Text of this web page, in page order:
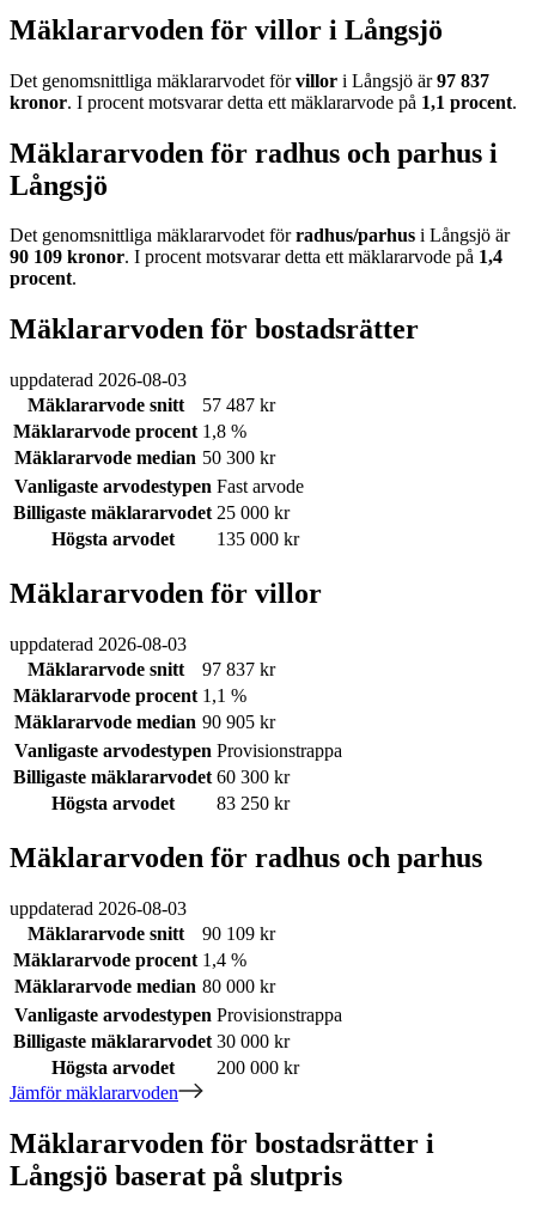
Mäklararvoden för villor i Långsjö
Det genomsnittliga mäklararvodet förvillor i Långsjö är97 837
kronor. I procent motsvarar detta ett mäklararvode på 1,1 procent.
Mäklararvoden för radhus och parhus i
Långsjö
Det genomsnittliga mäklararvodet förradhus/parhus i Långsjö är
90 109 kronor. I procent motsvarar detta ett mäklararvode på 1,4
procent.
Mäklararvoden för bostadsrätter
uppdaterad 2026-08-03
Mäklararvode snitt
57 487 kr
Mäklararvode procent 1,8 %
Mäklararvode median 50 300 kr
Vanligaste arvodestypen Fast arvode
Billigaste mäklararvodet 25 000 kr
Högsta arvodet
135 000 kr
Mäklararvoden för villor
uppdaterad 2026-08-03
Mäklararvode snitt
97 837 kr
Mäklararvode procent 1,1 %
Mäklararvode median 90 905 kr
Vanligaste arvodestypen Provisionstrappa
Billigaste mäklararvodet 60 300 kr
Högsta arvodet
83 250 kr
Mäklararvoden för radhus och parhus
uppdaterad 2026-08-03
Mäklararvode snitt
90 109 kr
Mäklararvode procent 1,4 %
Mäklararvode median 80 000 kr
Vanligaste arvodestypen Provisionstrappa
Billigaste mäklararvodet 30 000 kr
Högsta arvodet
200 000 kr
Jämför mäklararvoden
Mäklararvoden för bostadsrätter i
Långsjö baserat på slutpris